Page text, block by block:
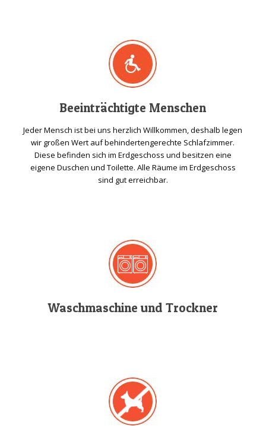
Beeinträchtigte Menschen
Jeder Mensch ist bei uns herzlich Willkommen, deshalb legen
wir großen Wert auf behindertengerechte Schlafzimmer.
Diese befinden sich im Erdgeschoss und besitzen eine
eigene Duschen und Toilette. Alle Räume im Erdgeschoss
sind gut erreichbar.
Waschmaschine und Trockner